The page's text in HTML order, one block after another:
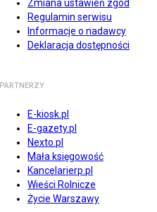
Zmiana ustawień zgód
Regulamin serwisu
Informacje o nadawcy
Deklaracja dostępności
PARTNERZY
E-kiosk.pl
E-gazety.pl
Nexto.pl
Mała księgowość
Kancelarierp.pl
Wieści Rolnicze
Życie Warszawy